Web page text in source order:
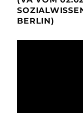
BERLIN)